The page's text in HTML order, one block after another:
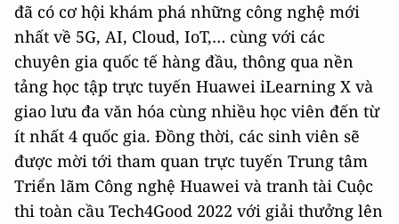
đã có cơ hội khám phá những công nghệ mới
nhất về 5G, AI, Cloud, IoT,… cùng với các
chuyên gia quốc tế hàng đầu, thông qua nền
tảng học tập trực tuyến Huawei iLearning X và
giao lưu đa văn hóa cùng nhiều học viên đến từ
ít nhất 4 quốc gia. Đồng thời, các sinh viên sẽ
được mời tới tham quan trực tuyến Trung tâm
Triển lãm Công nghệ Huawei và tranh tài Cuộc
thi toàn cầu Tech4Good 2022 với giải thưởng lên